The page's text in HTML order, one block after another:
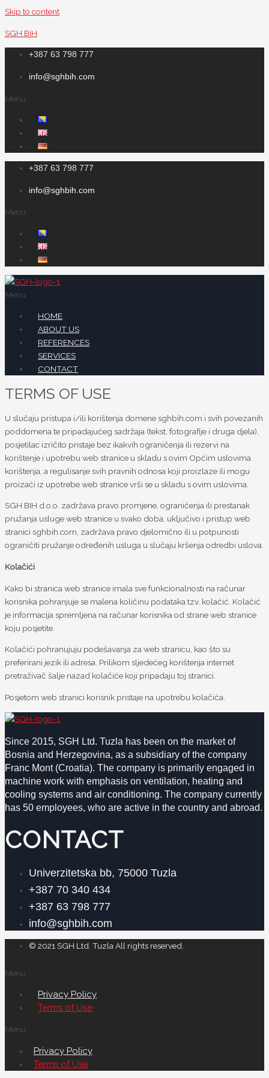
Skip to content
SGH BiH
+387 63 798 777
info@sghbih.com
Menu
+387 63 798 777
info@sghbih.com
Menu
Menu
HOME
ABOUT US
REFERENCES
SERVICES
CONTACT
TERMS OF USE
U slučaju pristupa i/ili korištenja domene sghbih.com i svih povezanih
poddomena te pripadajućeg sadržaja (tekst, fotografije i druga djela),
posjetilac izričito pristaje bez ikakvih ograničenja ili rezervi na
korištenje i upotrebu web stranice u skladu s ovim Općim uslovima
korištenja, a regulisanje svih pravnih odnosa koji proizlaze ili mogu
proizaći iz upotrebe web stranice vrši se u skladu s ovim uslovima.
SGH BIH d.o.o. zadržava pravo promjene, ograničenja ili prestanak
pružanja usluge web stranice u svako doba, uključivo i pristup web
stranici sghbih.com, zadržava pravo djelomično ili u potpunosti
ograničiti pružanje određenih usluga u slučaju kršenja odredbi uslova.
Kolačići
Kako bi stranica web stranice imala sve funkcionalnosti na računar
korisnika pohranjuje se malena količinu podataka tzv. kolačić. Kolačić
je informacija spremljena na računar korisnika od strane web stranice
koju posjetite.
Kolačići pohranujuju podešavanja za web stranicu, kao što su
preferirani jezik ili adresa. Prilikom sljedećeg korištenja internet
pretraživač šalje nazad kolačiće koji pripadaju toj stranici.
Posjetom web stranici korisnik pristaje na upotrebu kolačića.
Since 2015, SGH Ltd. Tuzla has been on the market of
Bosnia and Herzegovina, as a subsidiary of the company
Franc Mont (Croatia). The company is primarily engaged in
machine work with emphasis on ventilation, heating and
cooling systems and air conditioning. The company currently
has 50 employees, who are active in the country and abroad.
CONTACT
Univerzitetska bb, 75000 Tuzla
+387 70 340 434
+387 63 798 777
info@sghbih.com
© 2021 SGH Ltd. Tuzla All rights reserved.
Menu
Privacy Policy
Terms of Use
Menu
Privacy Policy
Terms of Use